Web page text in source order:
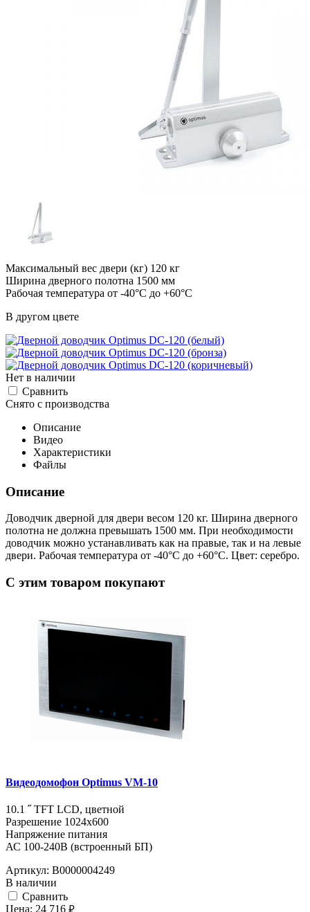
Максимальный вес двери (кг) 120 кг
Ширина дверного полотна 1500 мм
Рабочая температура от -40°С до +60°С
В другом цвете
Нет в наличии
Cравнить
Снято с производства
Описание
Видео
Характеристики
Файлы
Описание
Доводчик дверной для двери весом 120 кг. Ширина дверного
полотна не должна превышать 1500 мм. При необходимости
доводчик можно устанавливать как на правые, так и на левые
двери. Рабочая температура от -40°С до +60°С. Цвет: серебро.
C этим товаром покупают
Видеодомофон Optimus VM-10
10.1 ˝ TFT LCD, цветной
Разрешение 1024x600
Напряжение питания
АС 100-240В (встроенный БП)
Артикул: В0000004249
В наличии
Cравнить
Цена: 24 716 руб.